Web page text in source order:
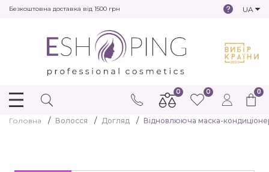
Безкоштовна доставка від 1500 грн UA
0
0 0
Головна Волосся Догляд Відновлююча маска-